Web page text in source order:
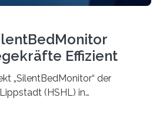
Effizient
„SilentBedMonitor“ der
(HSHL) in
sind oder in ihrer